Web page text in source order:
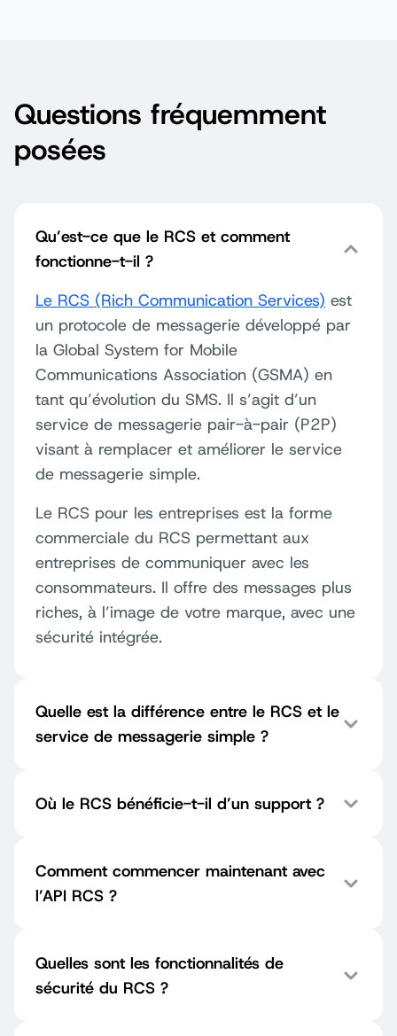
Questions fréquemment
posées
Qu’est-ce que le RCS et comment
fonctionne-t-il ?
Le RCS (Rich Communication Services) est
un protocole de messagerie développé par
la Global System for Mobile
Communications Association (GSMA) en
tant qu’évolution du SMS. Il s’agit d’un
service de messagerie pair-à-pair (P2P)
visant à remplacer et améliorer le service
de messagerie simple.
Le RCS pour les entreprises est la forme
commerciale du RCS permettant aux
entreprises de communiquer avec les
consommateurs. Il offre des messages plus
riches, à l’image de votre marque, avec une
sécurité intégrée.
Quelle est la différence entre le RCS et le
service de messagerie simple ?
Où le RCS bénéficie-t-il d’un support ?
Comment commencer maintenant avec
l’API RCS ?
Quelles sont les fonctionnalités de
sécurité du RCS ?